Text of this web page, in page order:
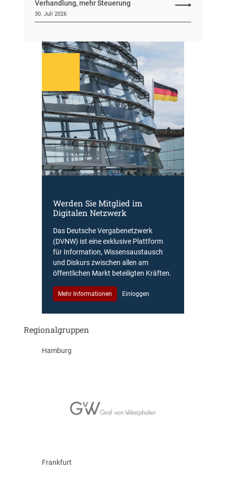
Verhandlung, mehr Steuerung
30. Juli 2026
Werden Sie Mitglied im
Digitalen Netzwerk
Das Deutsche Vergabenetzwerk
(DVNW) ist eine exklusive Plattform
für Information, Wissensaustausch
und Diskurs zwischen allen am
öffentlichen Markt beteiligten Kräften.
Mehr Informationen Einloggen
Regionalgruppen
Hamburg
Frankfurt